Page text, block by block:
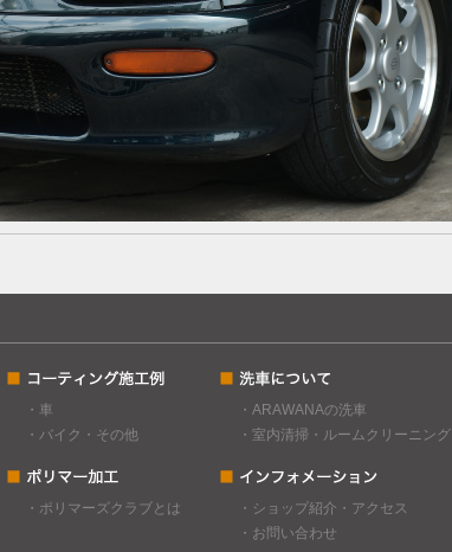
・車
・バイク・その他
・ポリマーズクラブとは
・ARAWANAの洗車
・室内清掃・ルームクリーニング
・ショップ紹介・アクセス
・お問い合わせ